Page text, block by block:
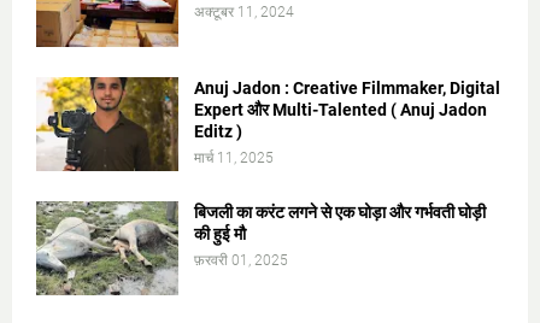
अक्टूबर 11, 2024
Anuj Jadon : Creative Filmmaker, Digital
Expert और Multi-Talented ( Anuj Jadon
Editz )
मार्च 11, 2025
बिजली का करंट लगने से एक घोड़ा और गर्भवती घोड़ी
की हुई मौ
फ़रवरी 01, 2025